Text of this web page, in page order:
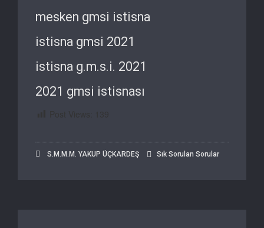
mesken gmsi istisna
istisna gmsi 2021
istisna g.m.s.i. 2021
2021 gmsi istisnası
S.M.M.M. YAKUP ÜÇKARDEŞ Sık Sorulan Sorular